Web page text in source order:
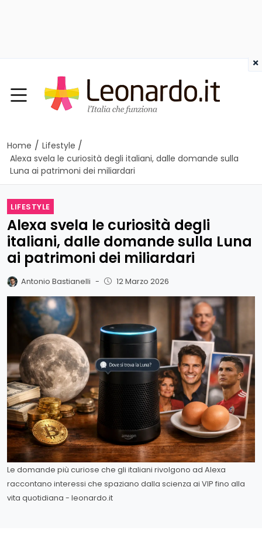
Home / Lifestyle /
Alexa svela le curiosità degli italiani, dalle domande sulla
Luna ai patrimoni dei miliardari
LIFESTYLE
Alexa svela le curiosità degli
italiani, dalle domande sulla Luna
ai patrimoni dei miliardari
Antonio Bastianelli - 12 Marzo 2026
Le domande più curiose che gli italiani rivolgono ad Alexa
raccontano interessi che spaziano dalla scienza ai VIP fino alla
vita quotidiana - leonardo.it
×